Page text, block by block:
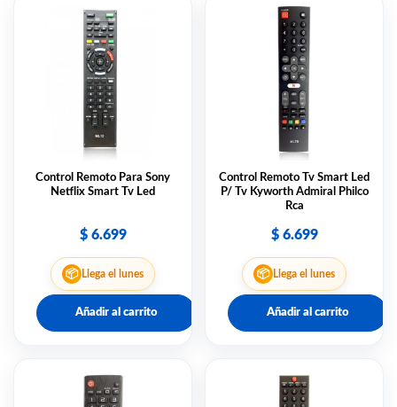
Control Remoto Para Sony
Netflix Smart Tv Led
$6.699
📦 Llega el lunes
Añadir al carrito
Control Remoto Tv Smart Led
P/ Tv Kyworth Admiral Philco
Rca
$6.699
📦 Llega el lunes
Añadir al carrito